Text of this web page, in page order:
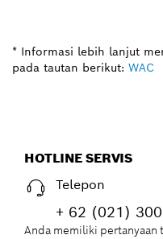
* Informasi lebih lanjut
pada tautan berikut: WAC
HOTLINE SERVIS
Telepon
+ 62 (021)
Anda memiliki pertanyaan